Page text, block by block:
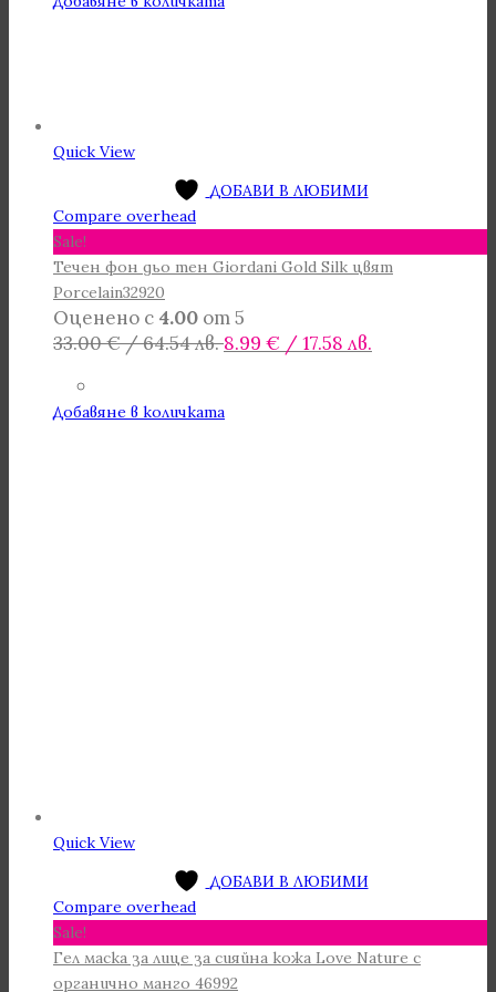
Quick View
ДОБАВИ В ЛЮБИМИ
Compare overhead
Sale!
Течен фон дьо тен Giordani Gold Silk цвят
Porcelain32920
Оценено с 4.00 от 5
33.00€/ 64.54 лв.Original
33.00 €
8.99 € / 17.58 лв.
Добавяне в количката
Quick View
ДОБАВИ В ЛЮБИМИ
Compare overhead
Sale!
Гел маска за лице за сияйна кожа Love Nature с
органично манго 46992